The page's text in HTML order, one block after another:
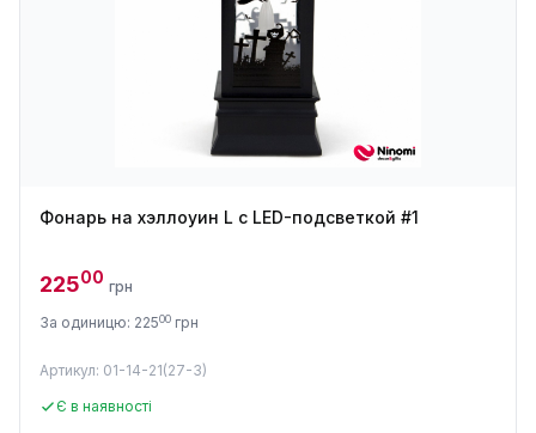
Фонарь на хэллоуин L с LED-подсветкой #1
22500 грн
За одиницю: 22500 грн
Артикул: 01-14-21(27-3)
Є в наявності